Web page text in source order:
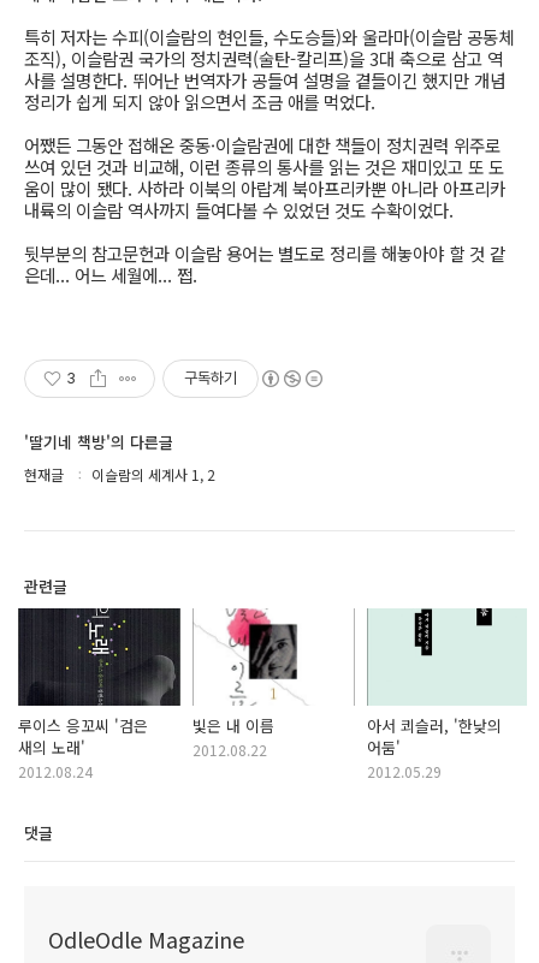
특히 저자는 수피(이슬람의 현인들, 수도승들)와 울라마(이슬람 공동체
조직), 이슬람권 국가의 정치권력(술탄-칼리프)을 3대 축으로 삼고 역
사를 설명한다. 뛰어난 번역자가 공들여 설명을 곁들이긴 했지만 개념
정리가 쉽게 되지 않아 읽으면서 조금 애를 먹었다.
어쨌든 그동안 접해온 중동·이슬람권에 대한 책들이 정치권력 위주로
쓰여 있던 것과 비교해, 이런 종류의 통사를 읽는 것은 재미있고 또 도
움이 많이 됐다. 사하라 이북의 아랍계 북아프리카뿐 아니라 아프리카
내륙의 이슬람 역사까지 들여다볼 수 있었던 것도 수확이었다.
뒷부분의 참고문헌과 이슬람 용어는 별도로 정리를 해놓아야 할 것 같
은데... 어느 세월에... 쩝.
3 구독하기
'딸기네 책방'의 다른글
현재글 이슬람의 세계사 1, 2
관련글
루이스 응꼬씨 '검은
새의 노래'
2012.08.24
빛은 내 이름
2012.08.22
아서 쾨슬러, '한낮의
어둠'
2012.05.29
댓글
OdleOdle Magazine